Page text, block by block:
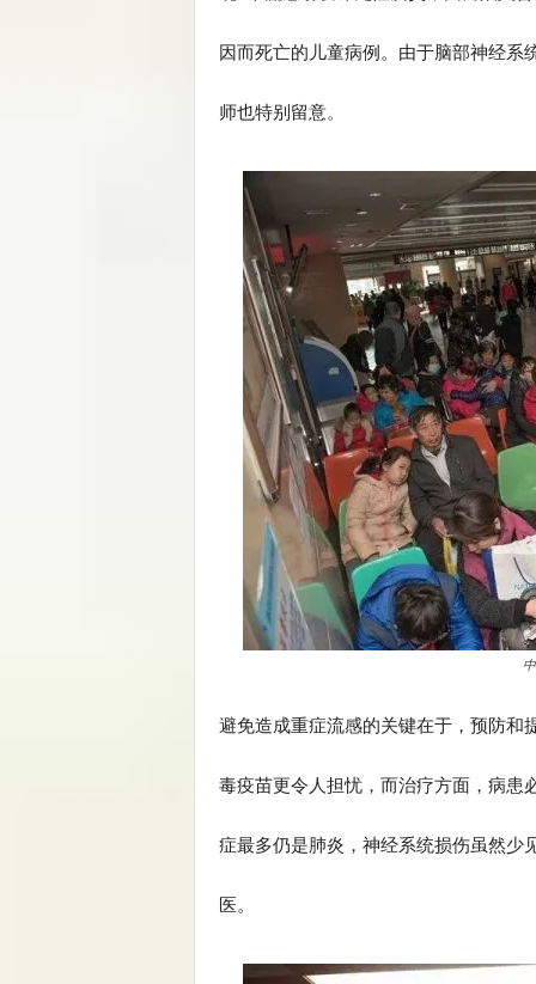
因而死亡的儿童病例。由于脑部神经系
师也特别留意。
避免造成重症流感的关键在于，预防和
毒疫苗更令人担忧，而治疗方面，病患
症最多仍是肺炎，神经系统损伤虽然少
医。